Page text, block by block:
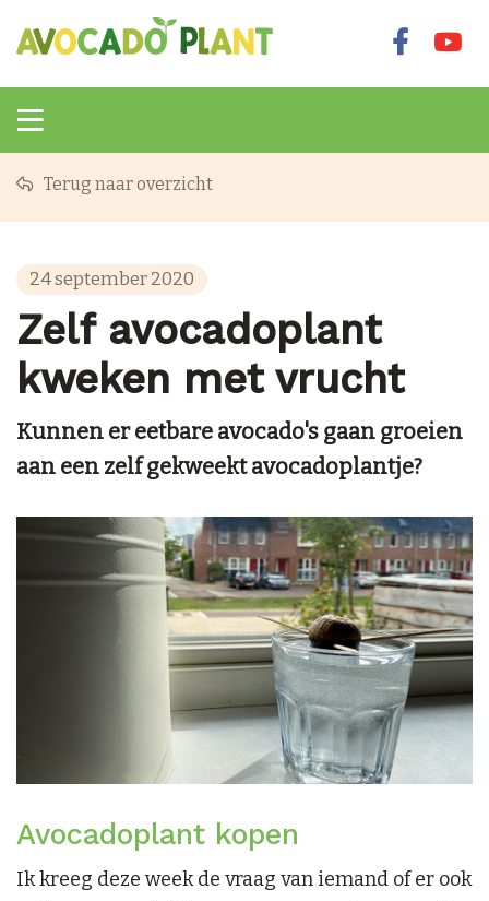
Terug naar overzicht
24 september 2020
Zelf avocadoplant
kweken met vrucht
Kunnen er eetbare avocado's gaan groeien
aan een zelf gekweekt avocadoplantje?
Ik kreeg deze week de vraag van iemand of er ook
Avocadoplant kopen